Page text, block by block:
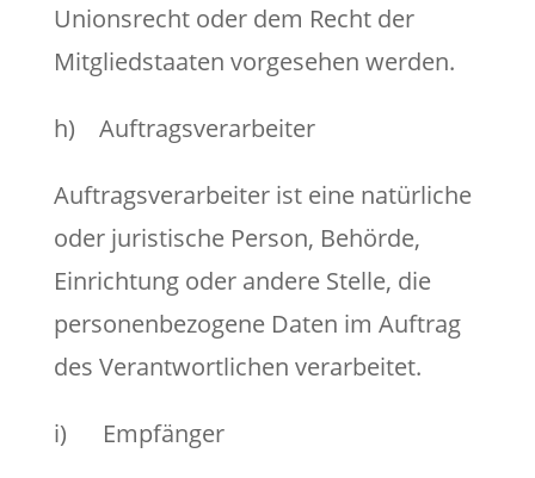
Unionsrecht oder dem Recht der
Mitgliedstaaten vorgesehen werden.
h) Auftragsverarbeiter
Auftragsverarbeiter ist eine natürliche
oder juristische Person, Behörde,
Einrichtung oder andere Stelle, die
personenbezogene Daten im Auftrag
des Verantwortlichen verarbeitet.
i) Empfänger